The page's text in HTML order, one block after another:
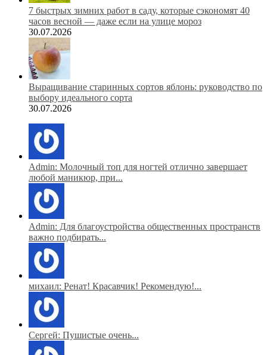
7 быстрых зимних работ в саду, которые сэкономят 40
часов весной — даже если на улице мороз
30.07.2026
Выращивание старинных сортов яблонь: руководство по
выбору идеального сорта
30.07.2026
Admin: Молочный топ для ногтей отлично завершает
любой маникюр, при...
Admin: Для благоустройства общественных пространств
важно подбирать...
михаил: Ренат! Красавчик! Рекомендую!...
Сергей: Пушистые очень...